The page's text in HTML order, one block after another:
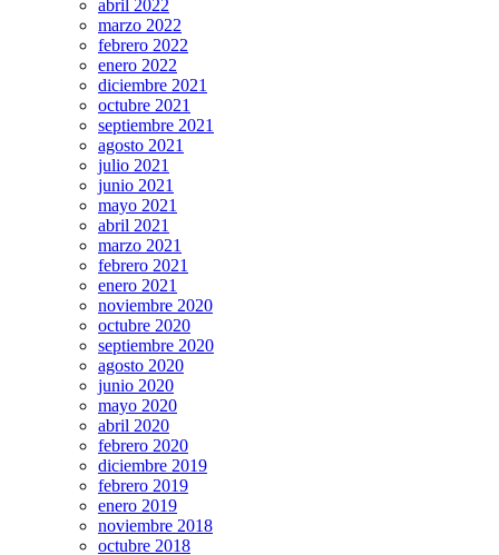
abril 2022
marzo 2022
febrero 2022
enero 2022
diciembre 2021
octubre 2021
septiembre 2021
agosto 2021
julio 2021
junio 2021
mayo 2021
abril 2021
marzo 2021
febrero 2021
enero 2021
noviembre 2020
octubre 2020
septiembre 2020
agosto 2020
junio 2020
mayo 2020
abril 2020
febrero 2020
diciembre 2019
febrero 2019
enero 2019
noviembre 2018
octubre 2018